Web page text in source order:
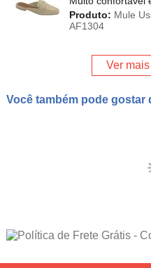
Produto: Mule
AF1304
Ver
Você também pode gostar